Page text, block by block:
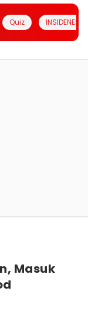
Quiz INSIDENESIA
Masuk